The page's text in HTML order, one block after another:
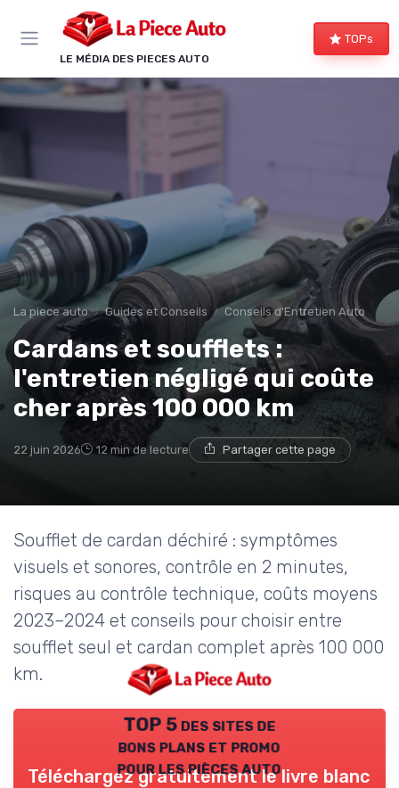
LE MÉDIA DES PIECES AUTO
TOPs
La piece auto Guides et Conseils Conseils d'Entretien Auto
Cardans et soufflets :
l'entretien négligé qui coûte
cher après 100 000 km
22 juin 2026 12 min de lecture Partager cette page
Soufflet de cardan déchiré : symptômes
visuels et sonores, contrôle en 2 minutes,
risques au contrôle technique, coûts moyens
2023–2024 et conseils pour choisir entre
soufflet seul et cardan complet après 100 000
km.
TOP 5 des sites de
bons plans et promo
pour les pièces auto
Téléchargez gratuitement le livre blanc
Panneau de gestion des cookies